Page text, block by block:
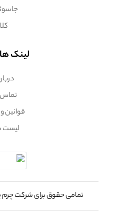
لینک
تماس
قوانین
تمامی حقوق برای شرکت چرم